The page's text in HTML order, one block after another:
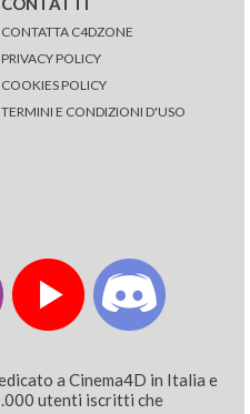
CONTATTA C4DZONE
PRIVACY POLICY
COOKIES POLICY
TERMINI E CONDIZIONI D'USO
a Cinema4D in Italia e
utenti iscritti che